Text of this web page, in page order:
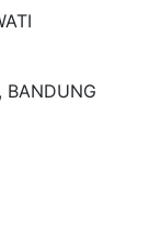
BANDUNG